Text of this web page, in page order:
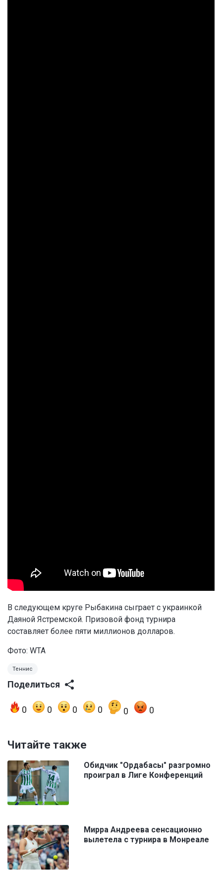
В следующем круге Рыбакина сыграет с украинкой
Даяной Ястремской. Призовой фонд турнира
составляет более пяти миллионов долларов.
Фото: WTA
Теннис
Поделиться
0 0 0 0 0 0
Читайте также
Обидчик "Ордабасы" разгромно
проиграл в Лиге Конференций
Мирра Андреева сенсационно
вылетела с турнира в Монреале